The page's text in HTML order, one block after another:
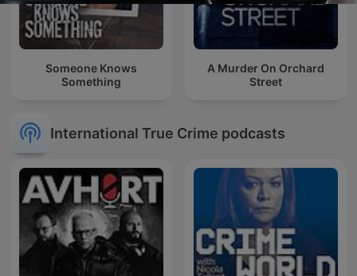
Someone Knows
Something
A Murder On Orchard
Street
International True Crime podcasts